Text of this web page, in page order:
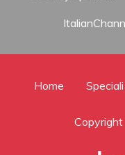
Home Speciali
Copyright